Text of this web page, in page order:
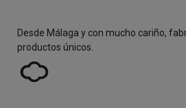
Desde Málaga y con mucho cariño,
productos únicos.